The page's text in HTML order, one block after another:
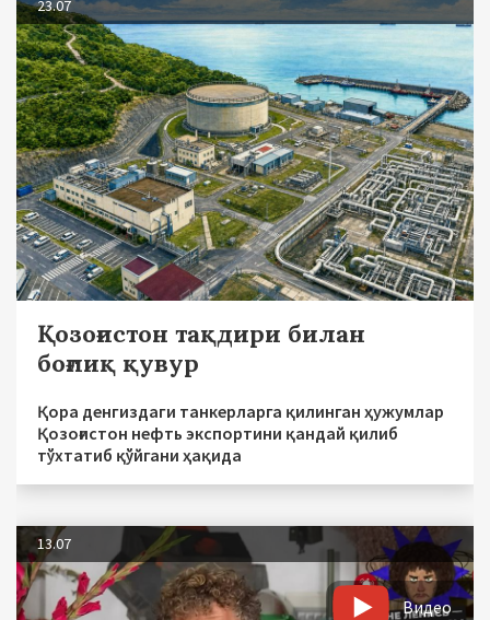
23.07
Қозоғистон тақдири билан
боғлиқ қувур
Қора денгиздаги танкерларга қилинган ҳужумлар
Қозоғистон нефть экспортини қандай қилиб
тўхтатиб қўйгани ҳақида
13.07
Видео